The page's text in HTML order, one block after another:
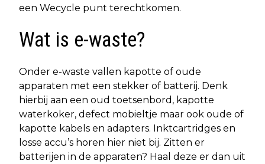
een Wecycle punt terechtkomen.
Wat is e-waste?
Onder e-waste vallen kapotte of oude
apparaten met een stekker of batterij. Denk
hierbij aan een oud toetsenbord, kapotte
waterkoker, defect mobieltje maar ook oude of
kapotte kabels en adapters. Inktcartridges en
losse accu’s horen hier niet bij. Zitten er
batterijen in de apparaten? Haal deze er dan uit